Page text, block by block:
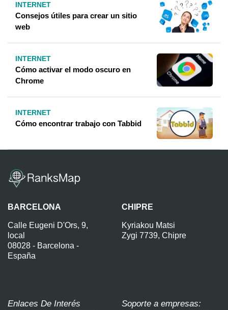
INTERNET
Consejos útiles para crear un sitio
web
INTERNET
Cómo activar el modo oscuro en
Chrome
INTERNET
Cómo encontrar trabajo con Tabbid
BARCELONA
Calle Eugeni D'Ors, 9,
local
08028 - Barcelona -
España
CHIPRE
Kyriakou Matsi
Zygi 7739, Chipre
Enlaces De Interés Soporte a empresas: